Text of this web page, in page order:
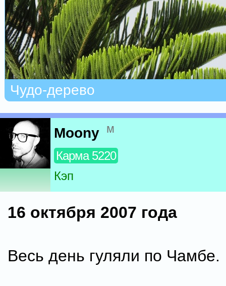
Чудо-дерево
Moony м
Карма 5220
Кэп
16 октября 2007 года
Весь день гуляли по Чамбе.